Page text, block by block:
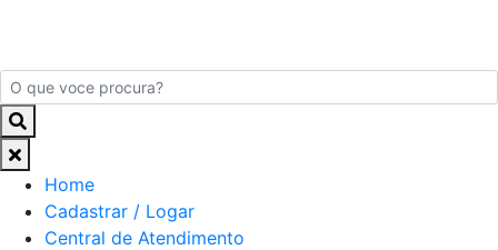
Home
Cadastrar / Logar
Central de Atendimento